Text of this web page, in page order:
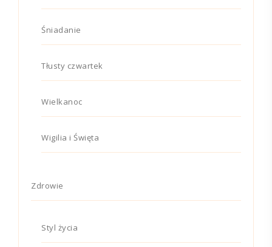
Śniadanie
Tłusty czwartek
Wielkanoc
Wigilia i Święta
Zdrowie
Styl życia